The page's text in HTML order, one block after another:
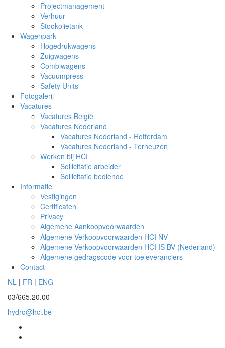
Projectmanagement
Verhuur
Stookolietank
Wagenpark
Hogedrukwagens
Zuigwagens
Combiwagens
Vacuumpress
Safety Units
Fotogalerij
Vacatures
Vacatures België
Vacatures Nederland
Vacatures Nederland - Rotterdam
Vacatures Nederland - Terneuzen
Werken bij HCI
Sollicitatie arbeider
Sollicitatie bediende
Informatie
Vestigingen
Certificaten
Privacy
Algemene Aankoopvoorwaarden
Algemene Verkoopvoorwaarden HCI NV
Algemene Verkoopvoorwaarden HCI IS BV (Nederland)
Algemene gedragscode voor toeleveranciers
Contact
NL | FR | ENG
03/665.20.00
hydro@hci.be